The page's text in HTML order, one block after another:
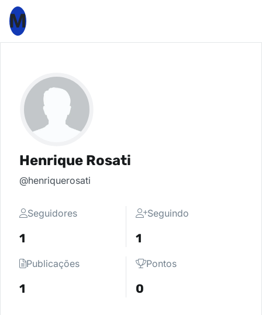
M
Henrique Rosati
@henriquerosati
Seguidores
1
Seguindo
1
Publicações
1
Pontos
0